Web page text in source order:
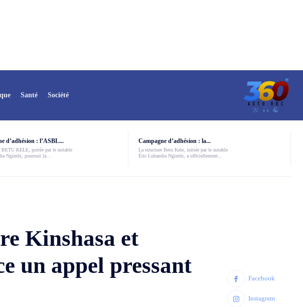
Santé Société
d’adhésion : l’ASBL...
BETU KELE, portée par le notable
Ngimbi, poursuit la...
Campagne d’adhésion : la...
La structure Betu Kele, initiée par le notable
Éric Lubamba Ngimbi, a officiellement...
Kinshasa et
un appel pressant
Facebook
Instagram